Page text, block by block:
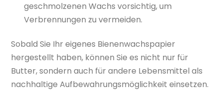
geschmolzenen Wachs vorsichtig, um
Verbrennungen zu vermeiden.
Sobald Sie Ihr eigenes Bienenwachspapier
hergestellt haben, können Sie es nicht nur für
Butter, sondern auch für andere Lebensmittel als
nachhaltige Aufbewahrungsmöglichkeit einsetzen.